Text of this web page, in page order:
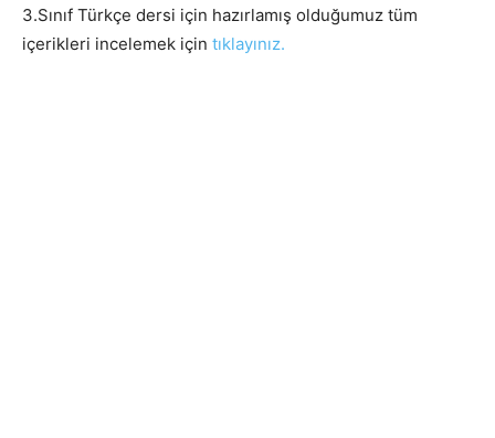
3.Sınıf Türkçe dersi için hazırlamış olduğumuz tüm
içerikleri incelemek için tıklayınız.